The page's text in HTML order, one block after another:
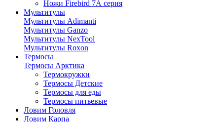
Ножи Firebird 7А серия
Мультитулы
Мультитулы Adimanti
Мультитулы Ganzo
Мультитулы NexTool
Мультитулы Roxon
Термосы
Термосы Арктика
Термокружки
Термосы Детские
Термосы для еды
Термосы питьевые
Ловим Головля
Ловим Карпа